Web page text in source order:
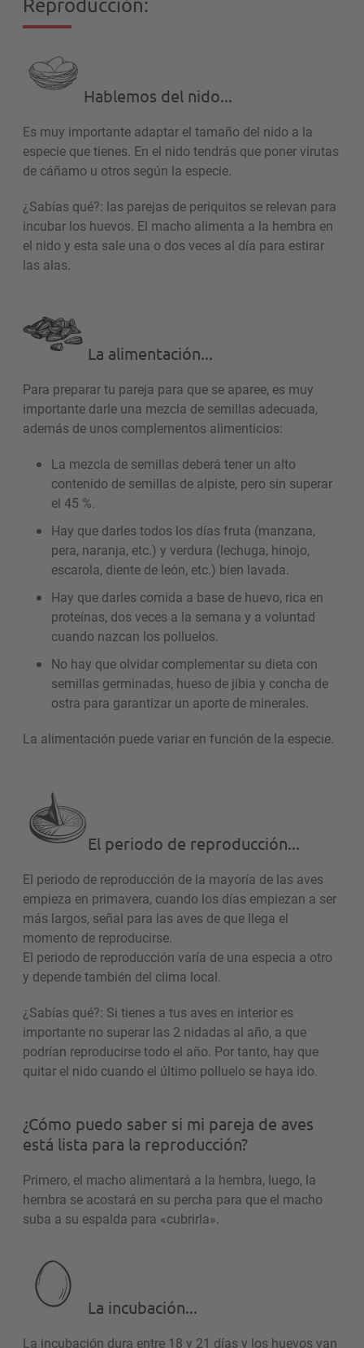
Hablemos del nido...
Es muy importante adaptar el tamaño del nido a la
especie que tienes. En el nido tendrás que poner virutas
de cáñamo u otros según la especie.
¿Sabías qué?: las parejas de periquitos se relevan para
incubar los huevos. El macho alimenta a la hembra en
el nido y esta sale una o dos veces al día para estirar
las alas.
La alimentación...
Para preparar tu pareja para que se aparee, es muy
importante darle una mezcla de semillas adecuada,
además de unos complementos alimenticios:
La mezcla de semillas deberá tener un alto
contenido de semillas de alpiste, pero sin superar
el 45 %.
Hay que darles todos los días fruta (manzana,
pera, naranja, etc.) y verdura (lechuga, hinojo,
escarola, diente de león, etc.) bien lavada.
Hay que darles comida a base de huevo, rica en
proteínas, dos veces a la semana y a voluntad
cuando nazcan los polluelos.
No hay que olvidar complementar su dieta con
semillas germinadas, hueso de jibia y concha de
ostra para garantizar un aporte de minerales.
La alimentación puede variar en función de la especie.
El periodo de reproducción...
El periodo de reproducción de la mayoría de las aves
empieza en primavera, cuando los días empiezan a ser
más largos, señal para las aves de que llega el
momento de reproducirse.
El periodo de reproducción varía de una especia a otro
y depende también del clima local.
¿Sabías qué?: Si tienes a tus aves en interior es
importante no superar las 2 nidadas al año, a que
podrían reproducirse todo el año. Por tanto, hay que
quitar el nido cuando el último polluelo se haya ido.
¿Cómo puedo saber si mi pareja de aves
está lista para la reproducción?
Primero, el macho alimentará a la hembra, luego, la
hembra se acostará en su percha para que el macho
suba a su espalda para «cubrirla».
La incubación...
La incubación dura entre 18 y 21 días y los huevos van